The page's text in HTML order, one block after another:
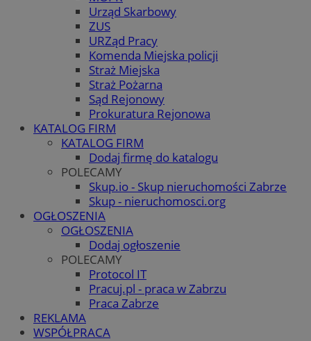
Urząd Skarbowy
ZUS
URZąd Pracy
Komenda Miejska policji
Straż Miejska
Straż Pożarna
Sąd Rejonowy
Prokuratura Rejonowa
KATALOG FIRM
KATALOG FIRM
Dodaj firmę do katalogu
POLECAMY
Skup.io - Skup nieruchomości Zabrze
Skup - nieruchomosci.org
OGŁOSZENIA
OGŁOSZENIA
Dodaj ogłoszenie
POLECAMY
Protocol IT
Pracuj.pl - praca w Zabrzu
Praca Zabrze
REKLAMA
WSPÓŁPRACA